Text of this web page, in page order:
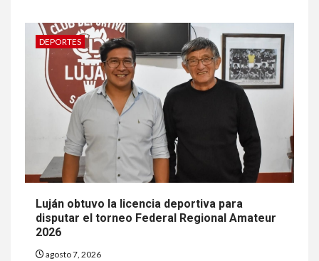
DEPORTES
Luján obtuvo la licencia deportiva para
disputar el torneo Federal Regional Amateur
2026
agosto 7, 2026